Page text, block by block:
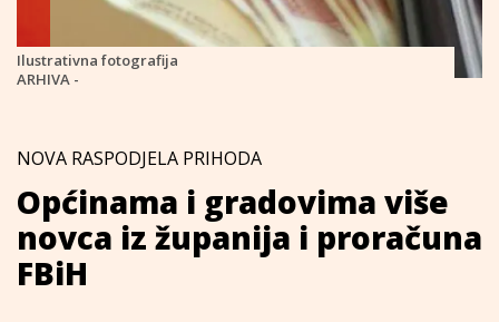
Ilustrativna fotografija
ARHIVA -
NOVA RASPODJELA PRIHODA
Općinama i gradovima više
novca iz županija i proračuna
FBiH